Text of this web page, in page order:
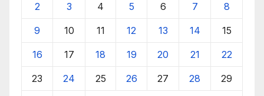
2 3 4 5 6 7 8
9 10 11 12 13 14 15
16 17 18 19 20 21 22
23 24 25 26 27 28 29